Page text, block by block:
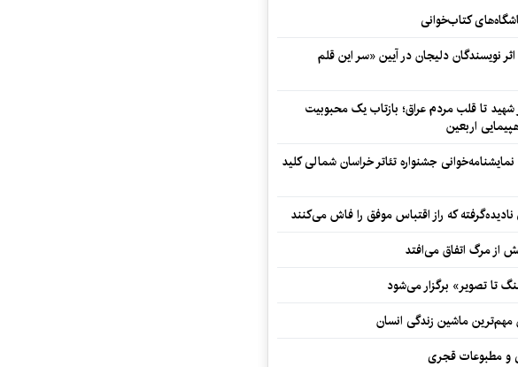
کتاب‌خوانی
رونمایی از ۶ اثر نویسندگان دلیجان در آیین «سر این قلم
شهید تا قلب مردم عراق؛ بازتاب یک محبوبیت
اربعین
جشنواره تئاتر خراسان شمالی کلید
که راز اقتباس موفق را فاش می‌کنند
از مرگ اتفاق می‌افتد
تا تصویر» برگزار می‌شود
مهم‌ترین ماشین زندگی انسان
و مطبوعات قجری